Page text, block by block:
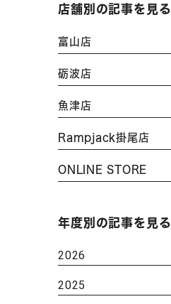
店舗別の記事を見る
富山店
砺波店
魚津店
Rampjack掛尾店
ONLINE STORE
年度別の記事を見る
2026
2025